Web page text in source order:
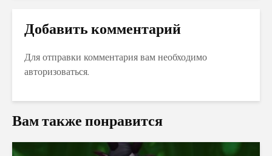
Добавить комментарий
Для отправки комментария вам необходимо
авторизоваться.
Вам также понравится